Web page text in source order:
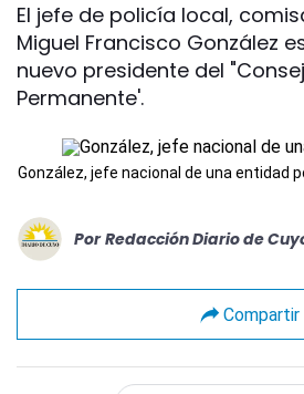
El jefe de policía local,
Miguel Francisco González
nuevo presidente del
Permanente'.
González, jefe nacional de una entidad
Por Redacción Diario de
Compartir